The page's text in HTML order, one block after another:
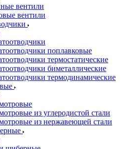
вентили
вентили
поплавковые
термостатические
биметаллические
термодинамические
из углеродистой стали
из нержавеющей стали